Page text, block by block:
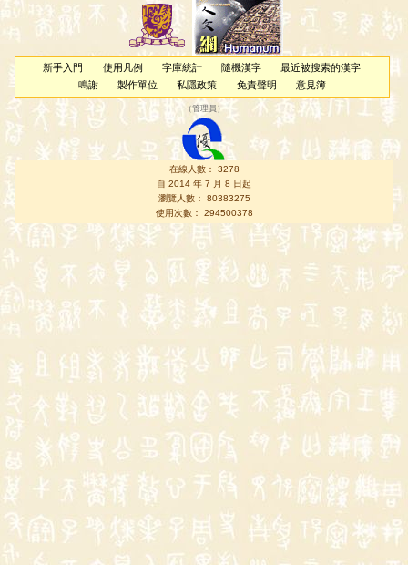
新手入門 使用凡例 字庫統計 隨機漢字
最近被搜索的漢字
鳴謝
製作單位 私隱政策 免責聲明 意見簿
（管理員 ）
在線人數： 3278
自 2014 年 7 月 8 日起
瀏覽人數： 80383275
使用次數： 294500378